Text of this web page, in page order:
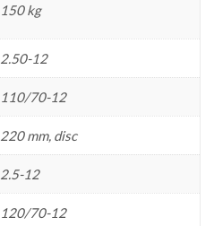
150 kg
2.50-12
110/70-12
220 mm, disc
2.5-12
120/70-12